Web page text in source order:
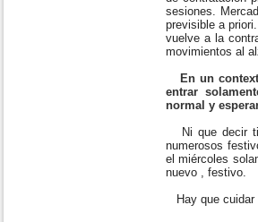
sesiones.
previsible a
vuelve a la
movimientos al
En un
entrar
normal y
Ni que decir
numerosos
el miércoles
nuevo , festivo.
Hay que cuidar